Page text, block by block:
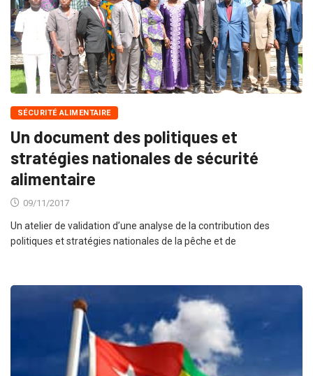
SÉCURITÉ ALIMENTAIRE
Un document des politiques et
stratégies nationales de sécurité
alimentaire
09/11/2017
Un atelier de validation d’une analyse de la contribution des
politiques et stratégies nationales de la pêche et de